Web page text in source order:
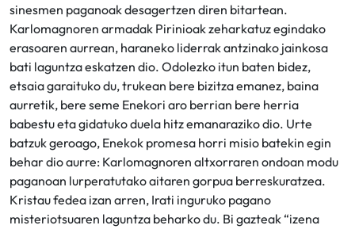
sinesmen paganoak desagertzen diren bitartean.
Karlomagnoren armadak Pirinioak zeharkatuz egindako
erasoaren aurrean, haraneko liderrak antzinako jainkosa
bati laguntza eskatzen dio. Odolezko itun baten bidez,
etsaia garaituko du, trukean bere bizitza emanez, baina
aurretik, bere seme Enekori aro berrian bere herria
babestu eta gidatuko duela hitz emanaraziko dio. Urte
batzuk geroago, Enekok promesa horri misio batekin egin
behar dio aurre: Karlomagnoren altxorraren ondoan modu
paganoan lurperatutako aitaren gorpua berreskuratzea.
Kristau fedea izan arren, Irati inguruko pagano
misteriotsuaren laguntza beharko du. Bi gazteak “izena